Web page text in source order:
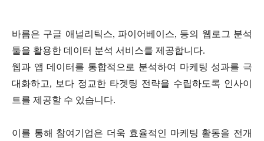
바름은 구글 애널리틱스, 파이어베이스, 등의 웹로그 분석
툴을 활용한 데이터 분석 서비스를 제공합니다.
웹과 앱 데이터를 통합적으로 분석하여 마케팅 성과를 극
대화하고, 보다 정교한 타겟팅 전략을 수립하도록 인사이
트를 제공할 수 있습니다.
이를 통해 참여기업은 더욱 효율적인 마케팅 활동을 전개